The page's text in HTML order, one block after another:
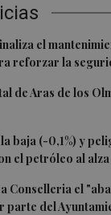
el
reforzar la
de Aras de los
baja (-0,1%) y
el petróleo al alza
Conselleria el
parte del